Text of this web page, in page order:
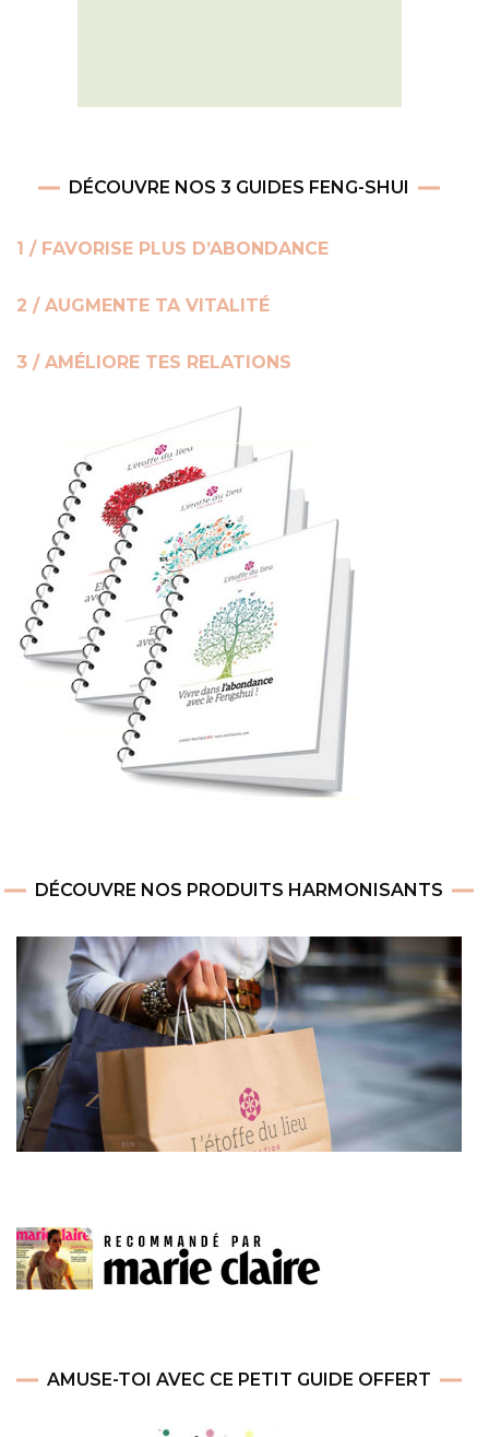
DÉCOUVRE NOS 3 GUIDES FENG-SHUI
1 / FAVORISE PLUS D’ABONDANCE
2 / AUGMENTE TA VITALITÉ
3 / AMÉLIORE TES RELATIONS
DÉCOUVRE NOS PRODUITS HARMONISANTS
AMUSE-TOI AVEC CE PETIT GUIDE OFFERT